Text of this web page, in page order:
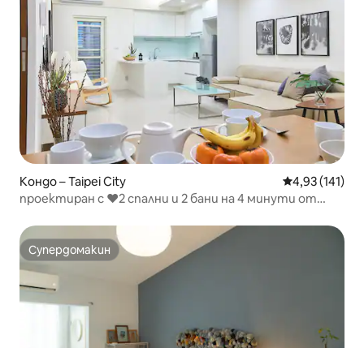
Кондо – Taipei City Средна
4,93 (141)
проектиран с ❤2 спални и 2 бани на 4 минути от
Супердомакин
Супердомакин